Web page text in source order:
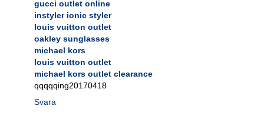
gucci outlet online
instyler ionic styler
louis vuitton outlet
oakley sunglasses
michael kors
louis vuitton outlet
michael kors outlet clearance
qqqqqing20170418
Svara